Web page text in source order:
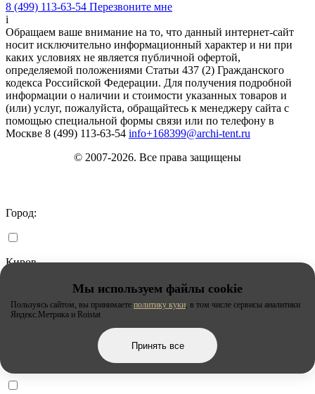
Мы используем файлы cookie
Пользуясь сайтом, вы принимаете политику куки, в том числе сервисы аналитики
Яндекс.Метрика и Roistat
Принять все
8 (499) 113-63-54 Перезвоните мне
i
Обращаем ваше внимание на то, что данный интернет-сайт
носит исключительно информационный характер и ни при
каких условиях не является публичной офертой,
определяемой положениями Статьи 437 (2) Гражданского
кодекса Российской Федерации. Для получения подробной
информации о наличии и стоимости указанных товаров и
(или) услуг, пожалуйста, обращайтесь к менеджеру сайта с
помощью специальной формы связи или по телефону в
Москве 8 (499) 113-63-54 info+168399@archi-tent.ru
© 2007-2026. Все права защищены
Город:
Киров
Липецк